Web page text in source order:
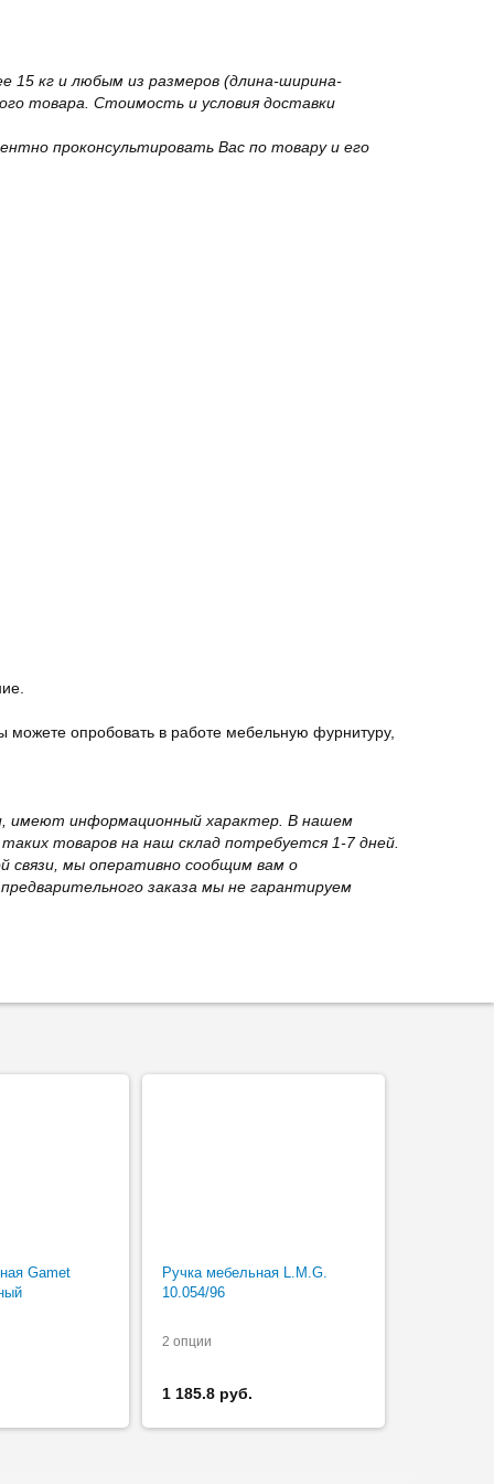
15 кг и любым из размеров (длина-ширина-
товара. Стоимость и условия доставки
проконсультировать Вас по товару и его
опробовать в работе мебельную фурнитуру,
имеют информационный характер. В нашем
товаров на наш склад потребуется 1-7 дней.
связи, мы оперативно сообщим вам о
заказа мы не гарантируем
Gamet
Ручка мебельная L.M.G.
10.054/96
2 опции
1 185.8 руб.